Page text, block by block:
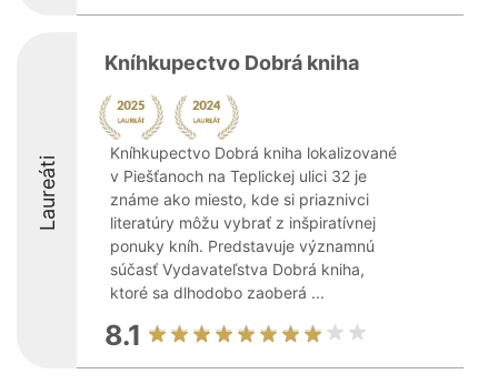
Laureáti
Kníhkupectvo Dobrá kniha
Kníhkupectvo Dobrá kniha lokalizované
v Piešťanoch na Teplickej ulici 32 je
známe ako miesto, kde si priaznivci
literatúry môžu vybrať z inšpiratívnej
ponuky kníh. Predstavuje významnú
súčasť Vydavateľstva Dobrá kniha,
ktoré sa dlhodobo zaoberá ...
8.1